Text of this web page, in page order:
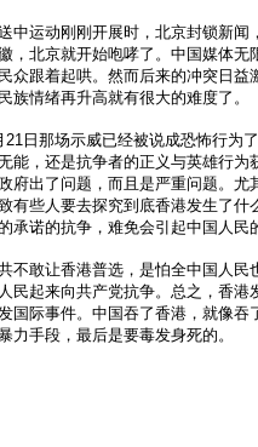
中运动刚刚开展时，北京封锁新
，北京就开始咆哮了。中国媒体
众跟着起哄。然而后来的冲突日
族情绪再升高就有很大的难度了。
21日那场示威已经被说成恐怖行为
能，还是抗争者的正义与英雄行
府出了问题，而且是严重问题。
有些人要去探究到底香港发生了
承诺的抗争，难免会引起中国人民
不敢让香港普选，是怕全中国人
民起来向共产党抗争。总之，香
国际事件。中国吞了香港，就像
力手段，最后是要毒发身死的。